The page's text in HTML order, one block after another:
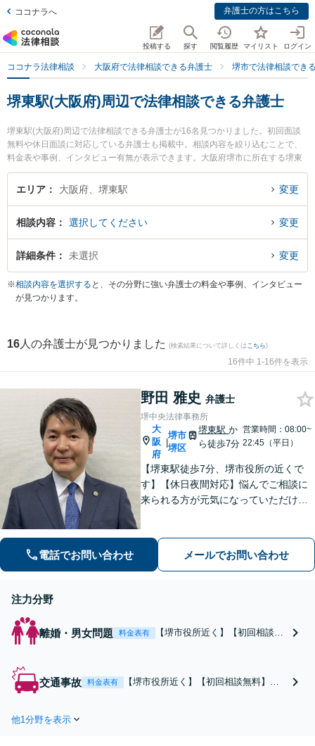
ココナラへ 弁護士の方はこちら
投稿する 探す 閲覧履歴 マイリスト ログイン
ココナラ法律相談 大阪府で法律相談できる弁護士 堺市で法律相談でき
堺東駅(大阪府)周辺で法律相談できる弁護士
堺東駅(大阪府)周辺で法律相談できる弁護士が16名見つかりました。初回面談
無料や休日面談に対応している弁護士も掲載中。相談内容を絞り込むことで、
料金表や事例、インタビュー有無が表示できます。大阪府堺市に所在する堺東
駅は南海高野線沿線の駅です。より多くの弁護士から探したいときは市区町村
検索や同一路線のより大きな駅も追加選択して探すと良いでしょう。特に堺中
護士のプロフィール情報や弁護士費用、強みなどが注目されています。『消費
者金融の債務整理のトラブルを勤務先から通いやすい堺東駅周辺に事務所を構
える弁護士に面談予約したい』『消費者金融の債務整理のトラブル解決の実績
を法律相談できる堺東駅付近の弁護士に面談予約したい』などでお困りの相談
者さんにおすすめです。
エリア 大阪府、堺東駅 変更
相談内容 選択してください 変更
詳細条件 未選択 変更
※相談内容を選択する と、その分野に強い弁護士の料金や事例、インタビュー
が見つかります。
16 人の弁護士が見つかりました (検索結果について詳しくは こちら)
16件中 1-16件を表示
野田 雅史 弁護士
堺中央法律事務所
大
阪
府
|
堺市
堺区
堺東駅か
ら徒歩7分
営業時間：08:00~
22:45（平日）
【堺東駅徒歩7分、堺市役所の近くで
す】【休日夜間対応】悩んでご相談に
来られる方が元気になっていただける
ください。分野によっては、初回30分
間の無料相談を実施しております。
電話でお問い合わせ メールでお問い合わせ
注力分野
離婚・男女問題 料金表有
【堺市役所近く】【初回相談無
す。慰謝料、財産分与、養育
費、親権に関する幅広いトラブ
交通事故 料金表有
【堺市役所近く】【初回相談無料】
他1分野を表示